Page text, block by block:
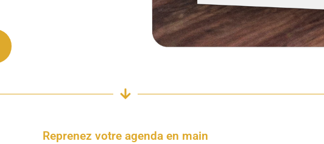
Reprenez votre agenda en main